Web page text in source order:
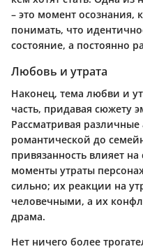
– это момент осознания,
понимать, что
состояние, а постоянно
Любовь и утрата
Наконец, тема любви и
часть, придавая сюжету
Рассматривая
романтической до
привязанность влияет
моменты утраты
сильно; их реакции на
человечными, а их
драма.
Нет ничего более